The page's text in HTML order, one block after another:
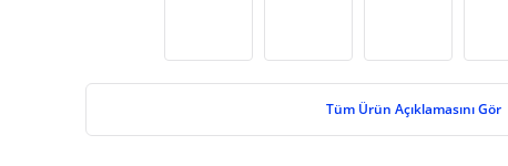
Tüm Ürün Açıklamasını Gör